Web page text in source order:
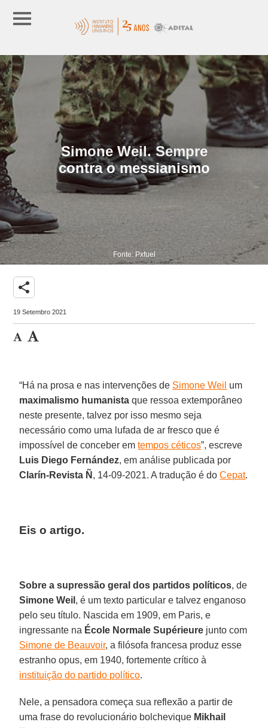
Simone Weil. Sempre
contra o messianismo
Fonte: Pxfuel
share
19 Setembro 2021
“Há na prosa e nas intervenções de Simone Weil um
maximalismo humanista que ressoa extemporâneo
neste presente, talvez por isso mesmo seja
necessário como uma lufada de ar fresco que é
impossível de conceber emtempos céticos”, escreve
Luis Diego Fernández, em análise publicada por
Clarín-Revista Ñ , 14-09-2021. A tradução é doCepat.
Eis o artigo.
Sobre a supressão geral dos partidos políticos, de
Simone Weil , é um texto particular e talvez enganoso
pelo seu título. Nascida em 1909, em Paris, e
ingressante na École Normale Supérieure junto com
Simone de Beauvoir, a filósofa francesa produz esse
estranho opus, em 1940, fortemente crítico à
instituição do partido político.
Nele, a pensadora começa sua reflexão a partir de
uma frase do revolucionário bolchevique Mikhail